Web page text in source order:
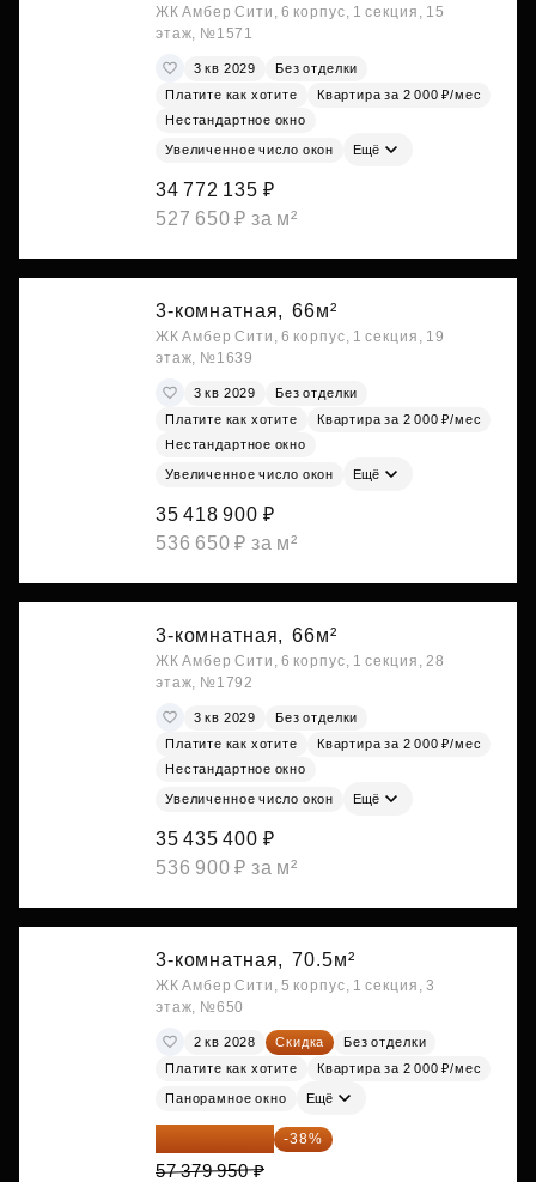
ЖК Амбер Сити, 6 корпус, 1 секция, 15
этаж, №1571
3 кв 2029
Без отделки
Платите как хотите
Квартира за 2 000 ₽/мес
Нестандартное окно
Увеличенное число окон Ещё
34 772 135 ₽
527 650 ₽ за м²
3-комнатная, 66м²
ЖК Амбер Сити, 6 корпус, 1 секция, 19
этаж, №1639
3 кв 2029
Без отделки
Платите как хотите
Квартира за 2 000 ₽/мес
Нестандартное окно
Увеличенное число окон Ещё
35 418 900 ₽
536 650 ₽ за м²
3-комнатная, 66м²
ЖК Амбер Сити, 6 корпус, 1 секция, 28
этаж, №1792
3 кв 2029
Без отделки
Платите как хотите
Квартира за 2 000 ₽/мес
Нестандартное окно
Увеличенное число окон Ещё
35 435 400 ₽
536 900 ₽ за м²
3-комнатная, 70.5м²
ЖК Амбер Сити, 5 корпус, 1 секция, 3
этаж, №650
2 кв 2028 Скидка
Без отделки
Платите как хотите
Квартира за 2 000 ₽/мес
Панорамное окно Ещё
35 575 569 ₽ -38%
57 379 950 ₽